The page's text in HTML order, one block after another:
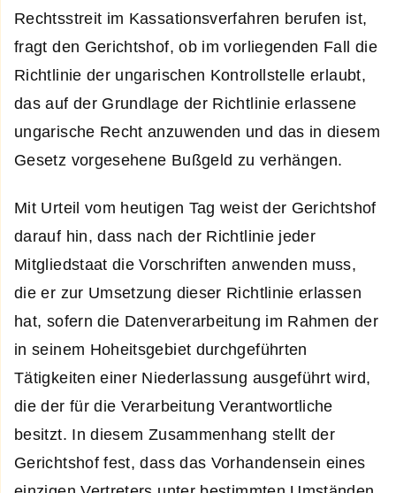
Rechtsstreit im Kassationsverfahren berufen ist,
fragt den Gerichtshof, ob im vorliegenden Fall die
Richtlinie der ungarischen Kontrollstelle erlaubt,
das auf der Grundlage der Richtlinie erlassene
ungarische Recht anzuwenden und das in diesem
Gesetz vorgesehene Bußgeld zu verhängen.
Mit Urteil vom heutigen Tag weist der Gerichtshof
darauf hin, dass nach der Richtlinie jeder
Mitgliedstaat die Vorschriften anwenden muss,
die er zur Umsetzung dieser Richtlinie erlassen
hat, sofern die Datenverarbeitung im Rahmen der
in seinem Hoheitsgebiet durchgeführten
Tätigkeiten einer Niederlassung ausgeführt wird,
die der für die Verarbeitung Verantwortliche
besitzt. In diesem Zusammenhang stellt der
Gerichtshof fest, dass das Vorhandensein eines